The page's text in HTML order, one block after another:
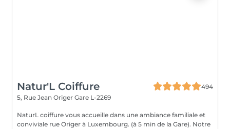
Natur'L Coiffure
494
5, Rue Jean Origer Gare L-2269
NaturL coiffure vous accueille dans une ambiance familiale et
conviviale rue Origer à Luxembourg. (à 5 min de la Gare). Notre